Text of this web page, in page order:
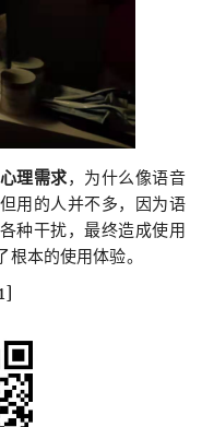
理需求，为什么像语音
用的人并不多，因为语
种干扰，最终造成使用
本的使用体验。